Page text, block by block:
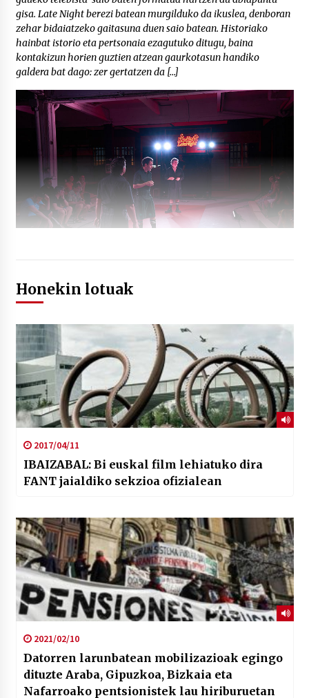
gisa. Late Night berezi batean murgilduko da ikuslea, denboran
zehar bidaiatzeko gaitasuna duen saio batean. Historiako
hainbat istorio eta pertsonaia ezagutuko ditugu, baina
kontakizun horien guztien atzean gaurkotasun handiko
galdera bat dago: zer gertatzen da […]
Honekin lotuak
2017/04/11
IBAIZABAL: Bi euskal film lehiatuko dira
FANT jaialdiko sekzioa ofizialean
2021/02/10
Datorren larunbatean mobilizazioak egingo
dituzte Araba, Gipuzkoa, Bizkaia eta
Nafarroako pentsionistek lau hiriburuetan